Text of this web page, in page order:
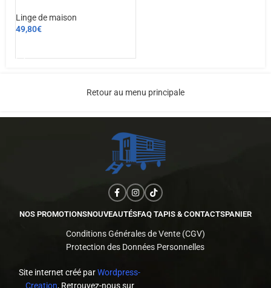
Linge de maison
49,80€
Retour au menu principale
NOS PROMOTIONSNOUVEAUTÉSFAQ TAPIS & CONTACTSPANIER
Conditions Générales de Vente (CGV)
Protection des Données Personnelles
Site internet créé parWordpress-
Creation, Retrouvez-nous sur